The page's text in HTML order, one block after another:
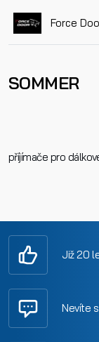
Force
SOMMER
příjímače pro
Již 20
Nevíte